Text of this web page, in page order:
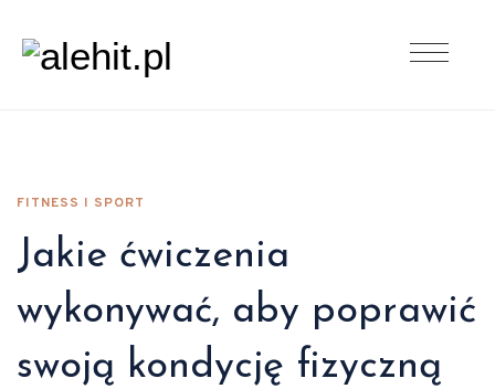
FITNESS I SPORT
Jakie ćwiczenia
wykonywać, aby poprawić
swoją kondycję fizyczną